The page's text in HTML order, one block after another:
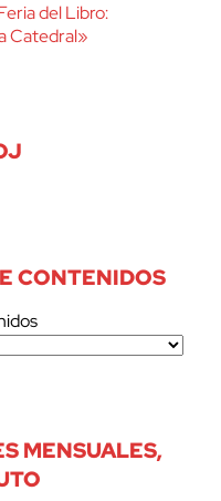
del Libro:
Catedral»
CONTENIDOS
MENSUALES,